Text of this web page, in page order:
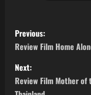
P
o
s
Previous:
Review Film Home
Next:
Review Film Mother of